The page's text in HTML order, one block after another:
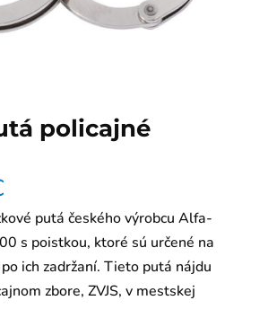
policajné
putá českého výrobcu Alfa-
s poistkou, ktoré sú určené na
ich zadržaní. Tieto putá nájdu
zbore, ZVJS, v mestskej